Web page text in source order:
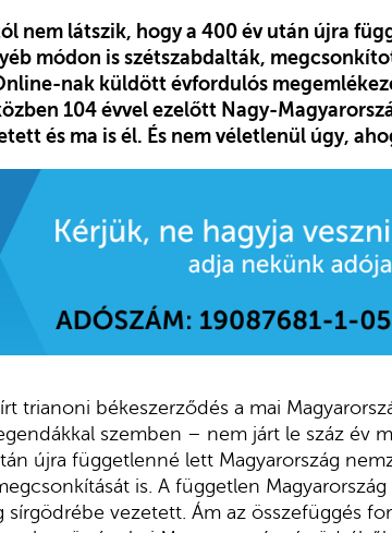
nem látszik, hogy a 400 év után újra
módon is szétszabdalták,
nak küldött évfordulós
104 évvel ezelőtt Nagy-
és ma is él. És nem véletlenül úgy,
trianoni békeszerződés a mai
szemben – nem járt le száz év
újra függetlenné lett Magyarország
is. A független
sírgödrébe vezetett. Ám az összefüggés